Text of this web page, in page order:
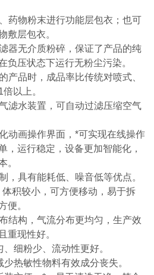
药物粉末进行功能层包衣；也可
敷层包衣。
器无介质粉碎，保证了产品的纯
负压状态下运行无粉尘污染。
产品时，成品率比传统对喷式、
以上。
滤水装置，可自动过滤压缩空气
动画操作界面，*可实现在线操作
，运行稳定，设备更加智能化，
。
，具有能耗低、噪音低等优点。
积较小，可方便移动，易于拆
便。
结构，气流分布更均匀，生产效
重现性好。
细粉少、流动性更好。
热敏性物料有效成分丧失。